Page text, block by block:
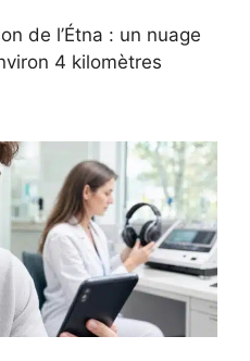
de l’Étna : un nuage
4 kilomètres